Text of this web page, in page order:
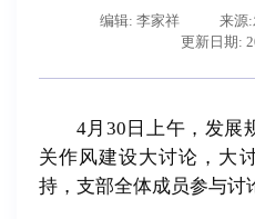
编辑: 李家祥
来源
更新日期:
4月30日上午，发展
关作风建设大讨论，大
持，支部全体成员参与讨